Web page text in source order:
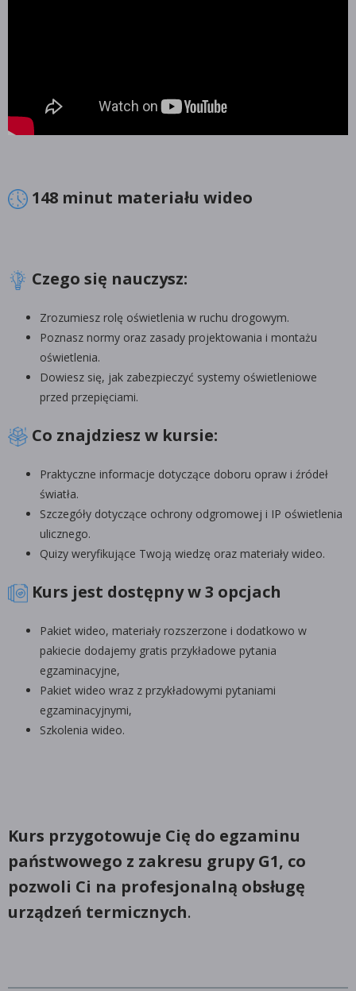
148 minut materiału wideo
Czego się nauczysz:
Zrozumiesz rolę oświetlenia w ruchu drogowym.
Poznasz normy oraz zasady projektowania i montażu
oświetlenia.
Dowiesz się, jak zabezpieczyć systemy oświetleniowe
przed przepięciami.
Co znajdziesz w kursie:
Praktyczne informacje dotyczące doboru opraw i źródeł
światła.
Szczegóły dotyczące ochrony odgromowej i IP oświetlenia
ulicznego.
Quizy weryfikujące Twoją wiedzę oraz materiały wideo.
Kurs jest dostępny w 3 opcjach
Pakiet wideo, materiały rozszerzone i dodatkowo w
pakiecie dodajemy gratis przykładowe pytania
egzaminacyjne,
Pakiet wideo wraz z przykładowymi pytaniami
egzaminacyjnymi,
Szkolenia wideo.
Kurs przygotowuje Cię do egzaminu
państwowego z zakresu grupy G1, co
pozwoli Ci na profesjonalną obsługę
urządzeń termicznych.